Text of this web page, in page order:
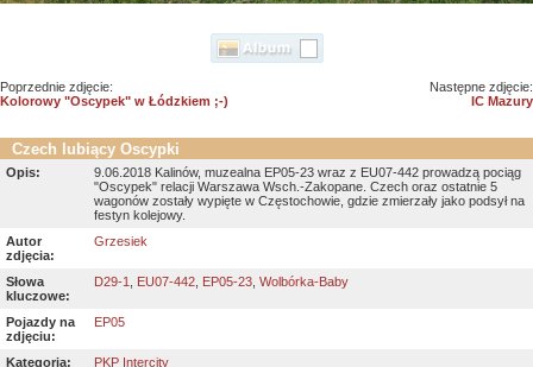
Poprzednie zdjęcie:
Kolorowy "Oscypek" w Łódzkiem ;-)
Następne zdjęcie:
IC Mazury
Czech lubiący Oscypki
Opis:
9.06.2018 Kalinów, muzealna EP05-23 wraz z EU07-442 prowadzą pociąg
"Oscypek" relacji Warszawa Wsch.-Zakopane. Czech oraz ostatnie 5
wagonów zostały wypięte w Częstochowie, gdzie zmierzały jako podsył na
festyn kolejowy.
Autor
zdjęcia:
Grzesiek
Słowa
kluczowe:
D29-1 EU07-442 EP05-23 Wolbórka-Baby
Pojazdy na
zdjęciu:
EP05
Kategoria:
PKP Intercity